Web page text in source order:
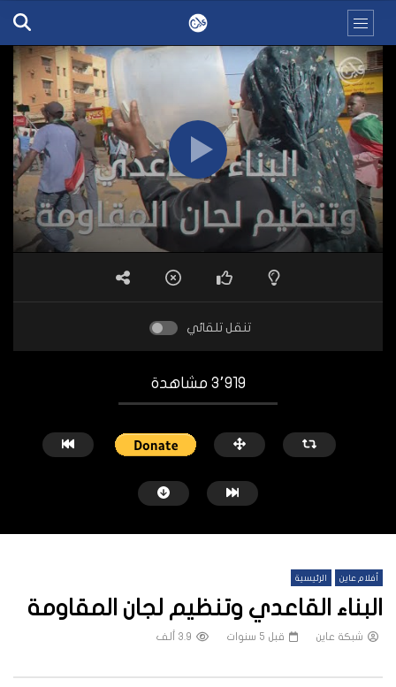
تنقل تلقائي
3٬919 مشاهدة
شاهد لاحقاً
أفلام عاين الرئيسية
البناء القاعدي وتنظيم لجان المقاومة
شبكة عاين قبل 5 سنوات 3.9 ألف